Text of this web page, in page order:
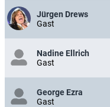
Jürgen Drews
Gast
Nadine Ellrich
Gast
George Ezra
Gast